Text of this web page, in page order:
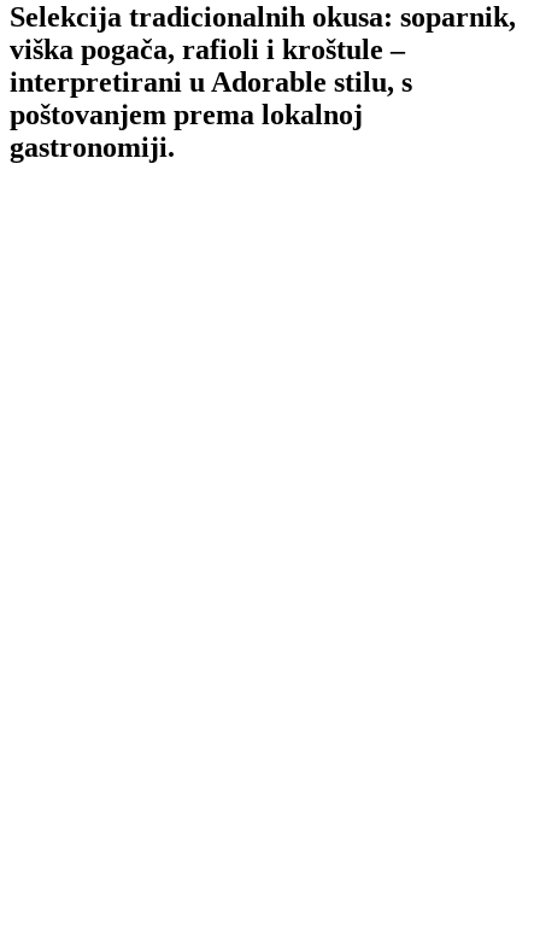
Selekcija tradicionalnih okusa: soparnik,
viška pogača, rafioli i kroštule –
interpretirani u Adorable stilu, s
poštovanjem prema lokalnoj
gastronomiji.